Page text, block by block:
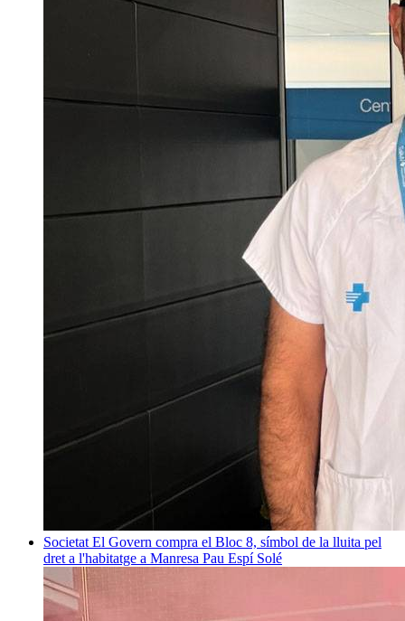
Societat El Govern compra el Bloc 8, símbol de la lluita pel
dret a l'habitatge a Manresa Pau Espí Solé